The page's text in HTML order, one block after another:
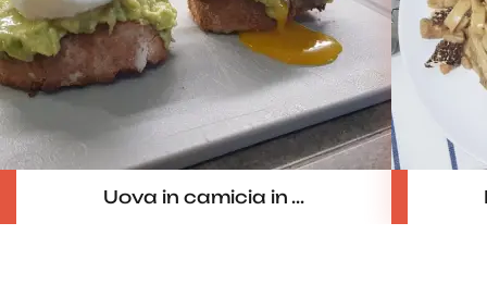
Uova in camicia in ...